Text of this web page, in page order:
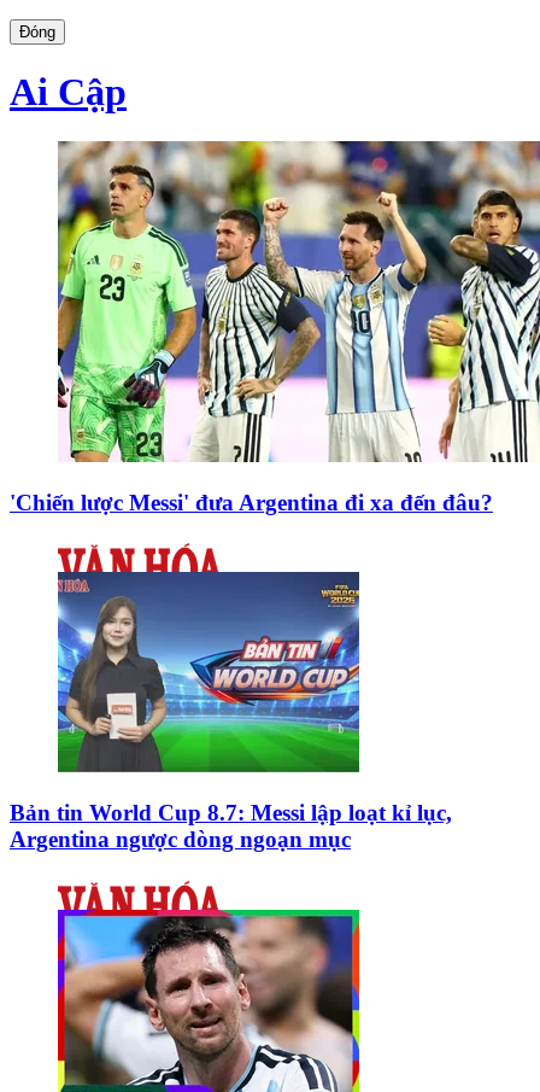
Đóng
Ai Cập
'Chiến lược Messi' đưa Argentina đi xa đến đâu?
Bản tin World Cup 8.7: Messi lập loạt kỉ lục,
Argentina ngược dòng ngoạn mục